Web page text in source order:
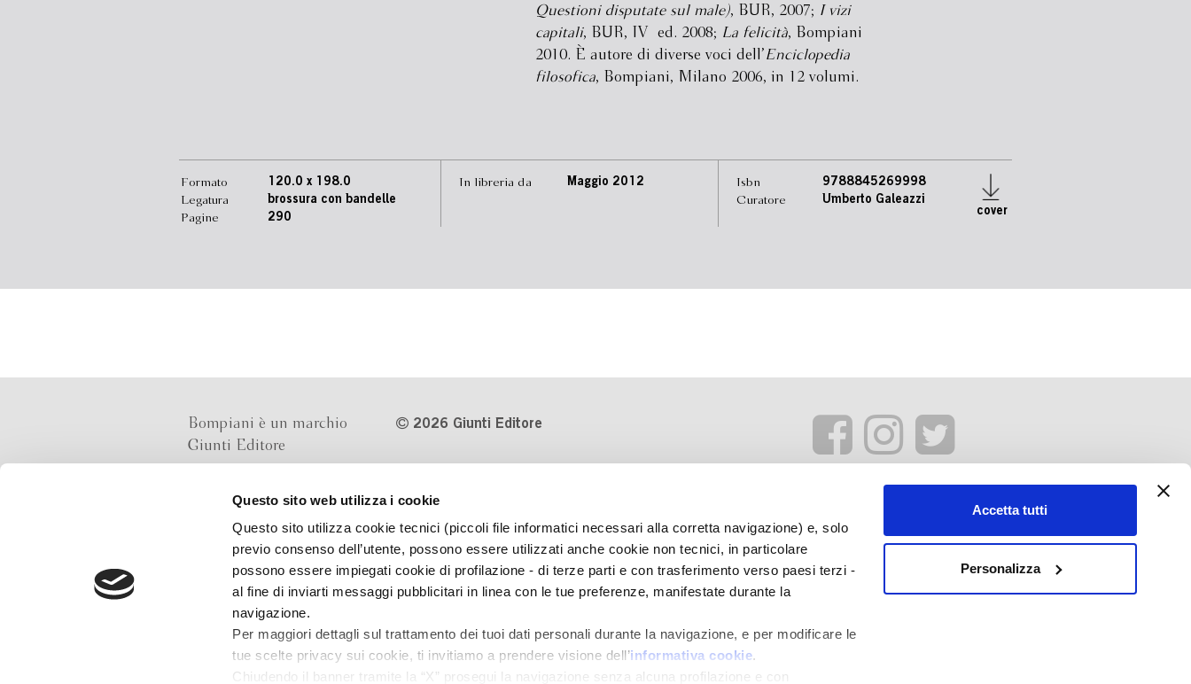
Questo sito web utilizza i cookie
Questo sito utilizza cookie tecnici (piccoli file informatici necessari alla corretta navigazione) e, solo
previo consenso dell’utente, possono essere utilizzati anche cookie non tecnici, in particolare
possono essere impiegati cookie di profilazione - di terze parti e con trasferimento verso paesi terzi -
al fine di inviarti messaggi pubblicitari in linea con le tue preferenze, manifestate durante la
navigazione.
Per maggiori dettagli sul trattamento dei tuoi dati personali durante la navigazione, e per modificare le
tue scelte privacy sui cookie, ti invitiamo a prendere visione dell’informativa cookie.
Chiudendo il banner tramite la “X” prosegui la navigazione senza alcuna profilazione e con
Accetta tutti
Personalizza
Questioni disputate sul male), BUR, 2007; I vizi
capitali, BUR, IVª ed. 2008; La felicità, Bompiani
2010. È autore di diverse voci dell’Enciclopedia
filosofica, Bompiani, Milano 2006, in 12 volumi.
Formato
Legatura
Pagine
120.0 x 198.0
brossura con bandelle
290
In libreria da Maggio 2012
Isbn
Curatore
9788845269998
Umberto Galeazzi
cover
Bompiani è un marchio
Giunti Editore
Via Bolognese 165,
50139 Firenze
Via G.B.Pirelli 30,
20124 Milano
2026 Giunti Editore
Numero d'iscrizione al Registro
Imprese di Milano REA 1327444
Informativa sulla privacy